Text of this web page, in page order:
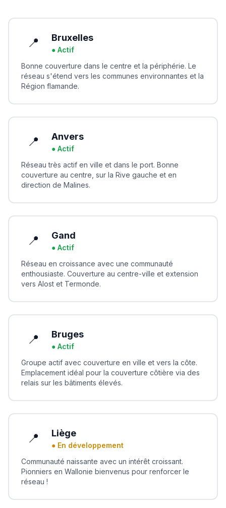
📍 Bruxelles
● Actif
Bonne couverture dans le centre et la périphérie. Le
réseau s'étend vers les communes environnantes et la
Région flamande.
📍 Anvers
● Actif
Réseau très actif en ville et dans le port. Bonne
couverture au centre, sur la Rive gauche et en
direction de Malines.
📍 Gand
● Actif
Réseau en croissance avec une communauté
enthousiaste. Couverture au centre-ville et extension
vers Alost et Termonde.
📍 Bruges
● Actif
Groupe actif avec couverture en ville et vers la côte.
Emplacement idéal pour la couverture côtière via des
relais sur les bâtiments élevés.
📍 Liège
● En développement
Communauté naissante avec un intérêt croissant.
Pionniers en Wallonie bienvenus pour renforcer le
réseau !